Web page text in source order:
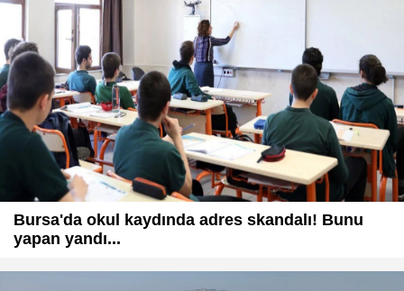
Bursa'da okul kaydında adres skandalı! Bunu
yapan yandı...